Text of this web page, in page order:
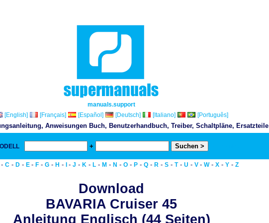
manuals.support
[English]
[Français] [Español] [Deutsch] [Italiano] [Português]
Anweisungen Buch, Benutzerhandbuch, Treiber, Schaltpläne, Ersatzteile
+
- C - D - E - F - G - H - - J - K - L - M - N - O - P - Q - R - S - T- U - V - W- X - Y - Z
Download
BAVARIA Cruiser 45
Anleitung Englisch (44 Seiten)